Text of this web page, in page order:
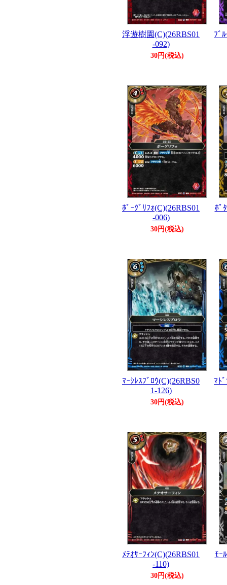
浮遊樹園(C)(26RBS01
-092)
30円(税込)
ﾌﾞ
ﾎﾟｰｸﾞﾘﾌｫ(C)(26RBS01
-006)
30円(税込)
ﾎﾟ
ﾏｰｼﾚｽﾌﾞﾛｳ(C)(26RBS0
1-126)
30円(税込)
ﾏﾄ
ﾒﾃｵｻｰﾌｨﾝ(C)(26RBS01
-110)
30円(税込)
ﾓｰ